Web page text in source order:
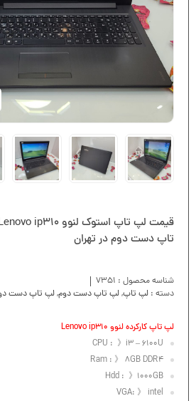
تاپ دست دوم در تهران
شناسه محصول : 7351
دسته : لپ تاپ,لپ تاپ دست دوم,لپ تاپ دست
لپ تاپ کارکرده لنوو Lenovo ip310
CPU : 》i3 – 6100U
Ram : 》 8GB DDR4
Hdd : 》1000GB
VGA: 》 intel